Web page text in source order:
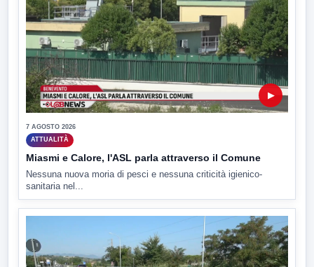
▶
7 AGOSTO 2026
ATTUALITÀ
Miasmi e Calore, l'ASL parla attraverso il Comune
Nessuna nuova moria di pesci e nessuna criticità igienico-
sanitaria nel...